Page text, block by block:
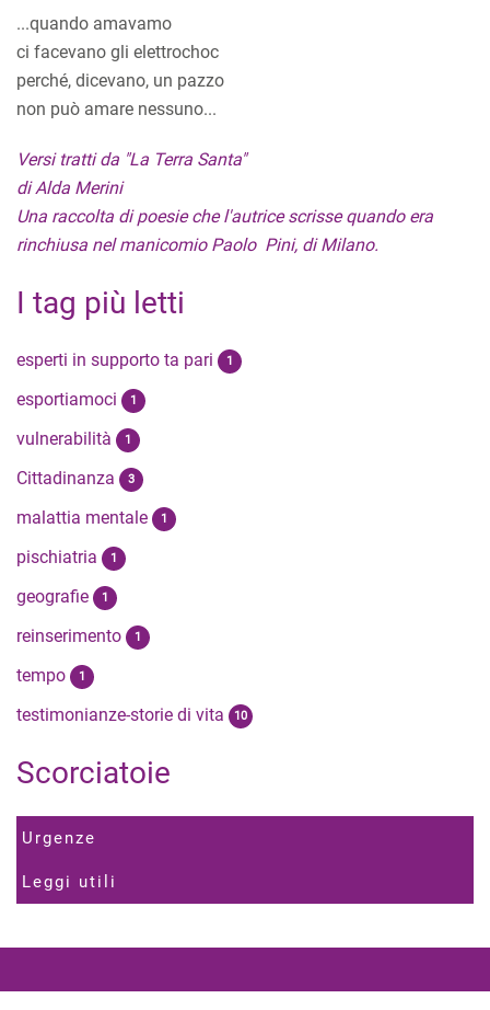
...quando amavamo
ci facevano gli elettrochoc
perché, dicevano, un pazzo
non può amare nessuno...
Versi tratti da "La Terra Santa"
di Alda Merini
Una raccolta di poesie che l'autrice scrisse quando era
rinchiusa nel manicomio Paolo Pini, di Milano.
I tag più letti
esperti in supporto ta pari 1
esportiamoci 1
vulnerabilità 1
Cittadinanza 3
malattia mentale 1
pischiatria 1
geografie 1
reinserimento 1
tempo 1
testimonianze-storie di vita 10
Scorciatoie
Urgenze
Leggi utili